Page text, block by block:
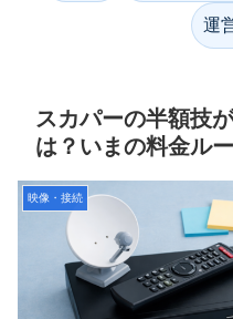
運
スカパーの半額技
は？いまの料金ル
映像・接続